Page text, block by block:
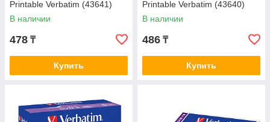
Printable Verbatim (43641)
В наличии
478 ₸
Купить
Printable Verbatim (43640)
В наличии
486 ₸
Купить